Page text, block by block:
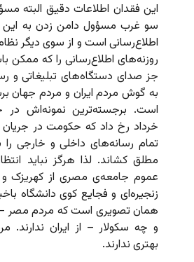
این فقدان اطلاعات دقیق البته
سو غرب مسؤول دامن زدن به این
اطلاع‌رسانی است و از سوی دیگر
روزنه‌های اطلاع‌رسانی را که ممکن
جز صدای دستگاه‌های تبلیغاتی و
به گوش مردم ایران و مردم جهان
خرداد رخ داد که حکومت در جریان
تمام رسانه‌های داخلی و خارجی
مطلق کشاند. لذا هرگز نباید
عموم جامعه‌ی مصری از کهریزک و
زنجیره‌ای و فجایع کوی دانشگاه
همان تصویری است که مردم مصر
و چه سکولار – از ایران ندارند.
بهتری ندارند.